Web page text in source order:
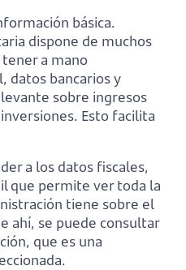
básica.
dispone de muchos
a mano
datos bancarios y
sobre ingresos
Esto facilita
a los datos fiscales,
que permite ver toda la
tiene sobre el
ahí, se puede consultar
que es una